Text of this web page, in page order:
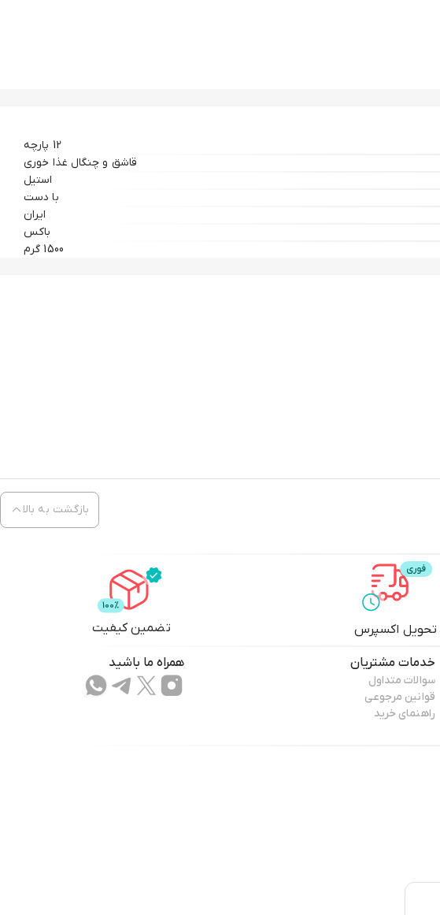
12 پارچه
قاشق و چنگال غذا خوری
استیل
با دست
ایران
باکس
1500 گرم
بازگشت به بالا
تحویل اکسپرس تضمین کیفیت
خدمات مشتریان
سوالات متداول
قوانین مرجوعی
راهنمای خرید
همراه ما باشید